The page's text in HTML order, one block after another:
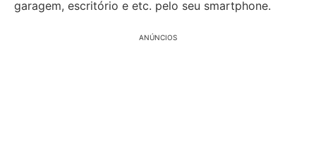
garagem, escritório e etc. pelo seu smartphone.
ANÚNCIOS